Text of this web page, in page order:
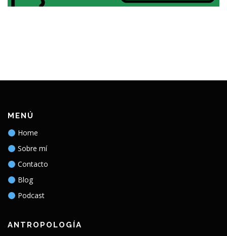
MENÚ
Home
Sobre mí
Contacto
Blog
Podcast
ANTROPOLOGÍA